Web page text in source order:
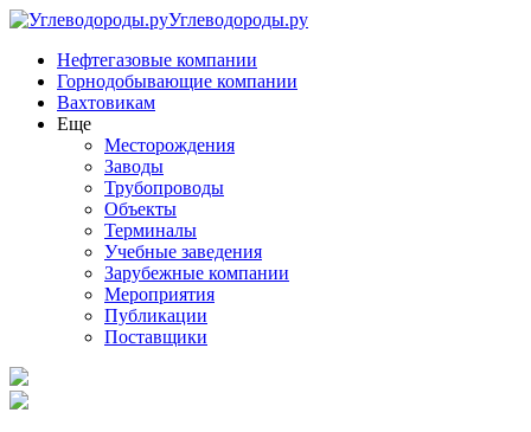
Углеводороды.ру
Нефтегазовые компании
Горнодобывающие компании
Вахтовикам
Еще
Месторождения
Заводы
Трубопроводы
Объекты
Терминалы
Учебные заведения
Зарубежные компании
Мероприятия
Публикации
Поставщики